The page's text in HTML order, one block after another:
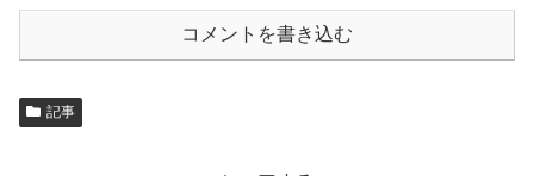
コメントを書き込む
記事